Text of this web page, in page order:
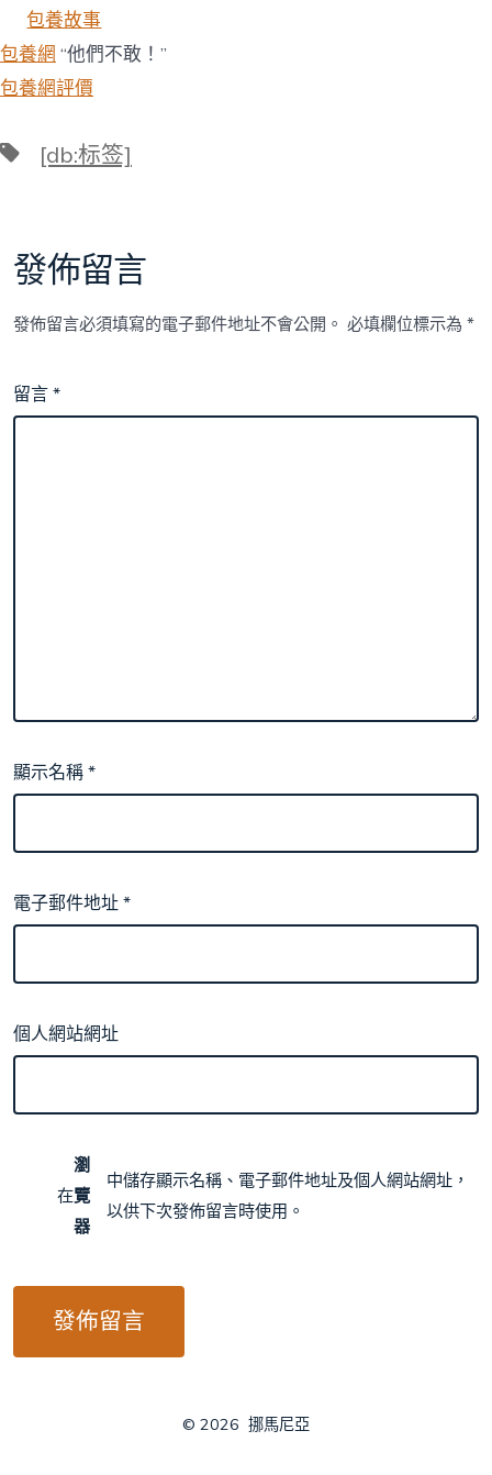
包養故事
包養網 “他們不敢！”
包養網評價
標 [db:标签]
發佈留言
發佈留言必須填寫的電子郵件地址不會公開。 必填欄位標示為*
留言*
顯示名稱*
電子郵件地址*
個人網站網址
在
瀏
覽
器
中儲存顯示名稱、電子郵件地址及個人網站網址，
以供下次發佈留言時使用。
© 2026 挪馬尼亞